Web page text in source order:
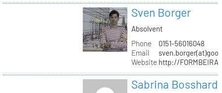
Sven Borger
Absolvent
Phone
0151-56016048
Email
Website http://
Sabrina Bosshard